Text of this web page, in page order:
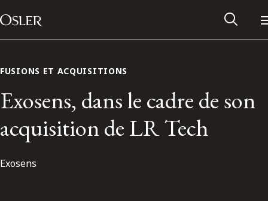
Passer au contenu
Main Navigation
FUSIONS ET ACQUISITIONS
Exosens, dans le cadre de son
acquisition de LR Tech
Exosens